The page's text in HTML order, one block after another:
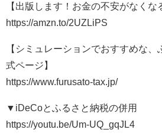
【出版します！お金の不安がなくな
https://amzn.to/2UZLiPS
【シミュレーションでおすすめな
式ページ】
https://www.furusato-tax.jp/
▼iDeCoとふるさと納税の併用
https://youtu.be/Um-UQ_gqJL4